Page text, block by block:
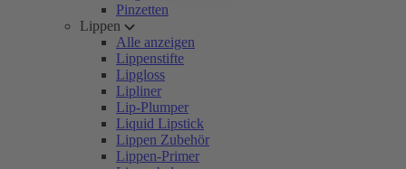
Pinzetten
Lippen
Alle anzeigen
Lippenstifte
Lipgloss
Lipliner
Lip-Plumper
Liquid Lipstick
Lippen Zubehör
Lippen-Primer